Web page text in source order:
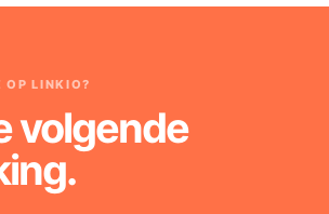
OP LINKIO?
volgende